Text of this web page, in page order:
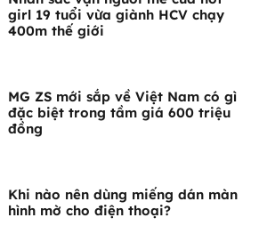
girl 19 tuổi vừa giành HCV chạy
400m thế giới
MG ZS mới sắp về Việt Nam có gì
đặc biệt trong tầm giá 600 triệu
đồng
Khi nào nên dùng miếng dán màn
hình mờ cho điện thoại?